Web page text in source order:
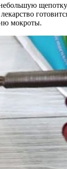
небольшую
мокроты.